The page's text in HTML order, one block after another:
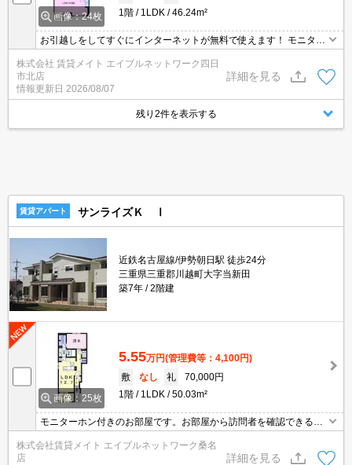
画像：24枚 1階 1LDK 46.24m²
お引越しをしてすぐにインターネットが無料で使えます！ モニター
ホン付きのお部屋です。お部屋から訪問者を確認できるのでセキュ
リティ面はもちろん知らない人やセールスに対応する必要もありま
せん。
株式会社 賃貸メイト エイブルネットワーク四日
市北店
情報更新日 2026/08/07
詳細を見る
残り2件を表示する
賃貸アパート サンライズＫ Ⅰ
近鉄名古屋線/伊勢朝日駅 徒歩24分
三重県三重郡川越町大字当新田
築7年
2階建
画像：25枚
5.55万円(管理費等：4,100円)
敷
なし 礼
70,000円
1階
1LDK 50.03m²
モニターホン付きのお部屋です。お部屋から訪問者を確認できるの
でセキュリティ面はもちろん知らない人やセールスに対応する必要
もありません。 サンルーム付きのお部屋★お天気に左右されず洗濯
株式会社賃貸メイト エイブルネットワーク桑名
店
詳細を見る